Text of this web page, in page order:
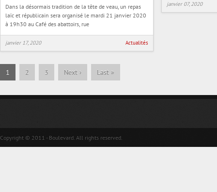
Dans la désormais tradition de la tête de veau, un repas
laïc et républicain sera organisé le mardi 21 janvier 2020
à 19h30 au Café des abattoirs, rue
janvier 17, 2020 Actualités
janvier 07, 2020
1 2 3 Next › Last »
Copyright © 2011 - Boulevard. All rights reserved.